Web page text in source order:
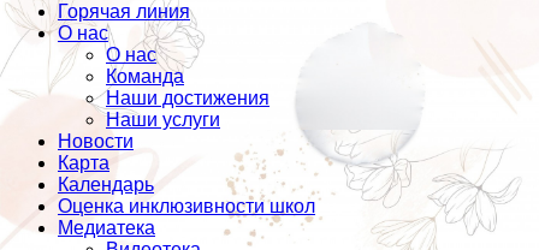
Горячая линия
О нас
О нас
Команда
Наши достижения
Наши услуги
Новости
Карта
Календарь
Оценка инклюзивности школ
Медиатека